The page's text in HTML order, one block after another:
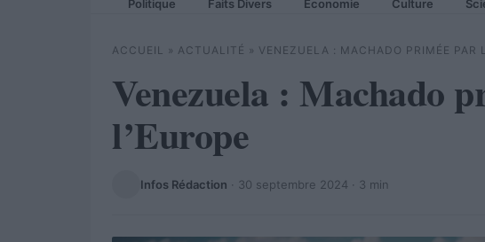
Politique Faits Divers Economie Culture
ACCUEIL » ACTUALITÉ » VENEZUELA : MACHADO PRIMÉE PAR
Venezuela : Machado
l’Europe
Infos Rédaction · 30 septembre 2024 · 3 min